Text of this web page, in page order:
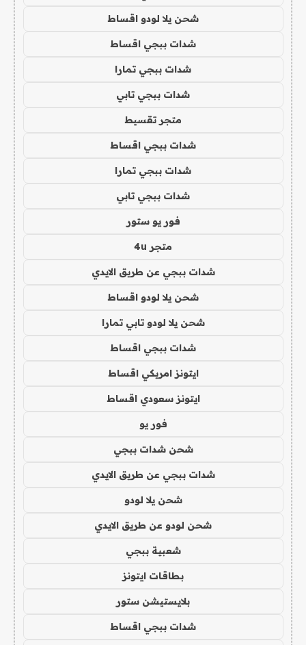
شحن يلا لودو اقساط
شدات ببجي اقساط
شدات ببجي تمارا
شدات ببجي تابي
متجر تقسيط
شدات ببجي اقساط
شدات ببجي تمارا
شدات ببجي تابي
فور يو ستور
متجر 4u
شدات ببجي عن طريق الايدي
شحن يلا لودو اقساط
شحن يلا لودو تابي تمارا
شدات ببجي اقساط
ايتونز امريكي اقساط
ايتونز سعودي اقساط
فور يو
شحن شدات ببجي
شدات ببجي عن طريق الايدي
شحن يلا لودو
شحن لودو عن طريق الايدي
شعبية ببجي
بطاقات ايتونز
بلايستيشن ستور
شدات ببجي اقساط